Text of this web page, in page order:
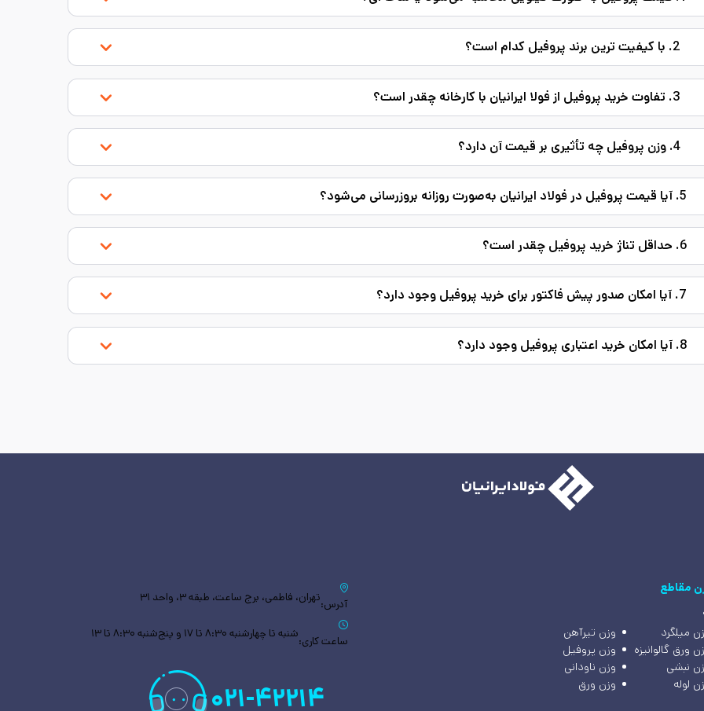
4. وزن پروفیل چه تأثیری بر قیمت آن دارد؟
5. آیا قیمت پروفیل در فولاد ایرانیان به‌صورت روزانه بروزرسانی می‌شود؟
6. حداقل تناژ خرید پروفیل چقدر است؟
7. آیا امکان صدور پیش فاکتور برای خرید پروفیل وجود دارد؟
8. آیا امکان خرید اعتباری پروفیل وجود دارد؟
مقاطع
میلگرد
وزن تیرآهن
ورق گالوانیزه
وزن پروفیل
نبشی
وزن ناودانی
لوله
وزن ورق
آدرس:تهران، فاطمی، برج ساعت، طبقه ۳، واحد ۳۱
ساعت کاری:شنبه تا چهارشنبه ۸:۳۰ تا ۱۷ و پنج‌شنبه ۸:۳۰ تا ۱۳
۰۲۱-۴۲۲۱۴